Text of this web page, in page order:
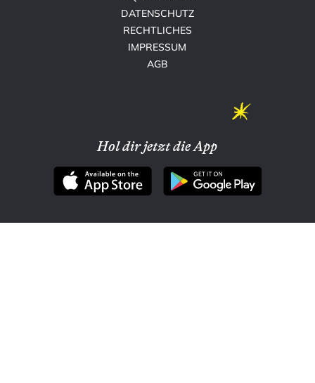
DATENSCHUTZ
RECHTLICHES
IMPRESSUM
AGB
Hol dir jetzt die App